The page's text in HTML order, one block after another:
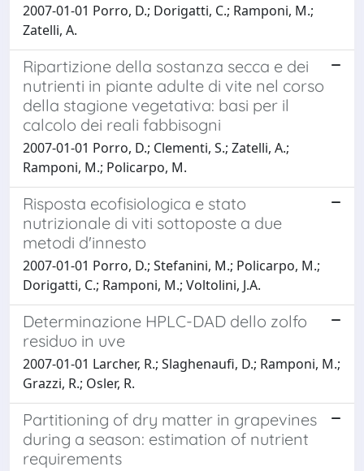
2007-01-01 Porro, D.; Dorigatti, C.; Ramponi, M.;
Zatelli, A.
Ripartizione della sostanza secca e dei
nutrienti in piante adulte di vite nel corso
della stagione vegetativa: basi per il
calcolo dei reali fabbisogni
2007-01-01 Porro, D.; Clementi, S.; Zatelli, A.;
Ramponi, M.; Policarpo, M.
Risposta ecofisiologica e stato
nutrizionale di viti sottoposte a due
metodi d'innesto
2007-01-01 Porro, D.; Stefanini, M.; Policarpo, M.;
Dorigatti, C.; Ramponi, M.; Voltolini, J.A.
Determinazione HPLC-DAD dello zolfo
residuo in uve
2007-01-01 Larcher, R.; Slaghenaufi, D.; Ramponi, M.;
Grazzi, R.; Osler, R.
Partitioning of dry matter in grapevines
during a season: estimation of nutrient
requirements